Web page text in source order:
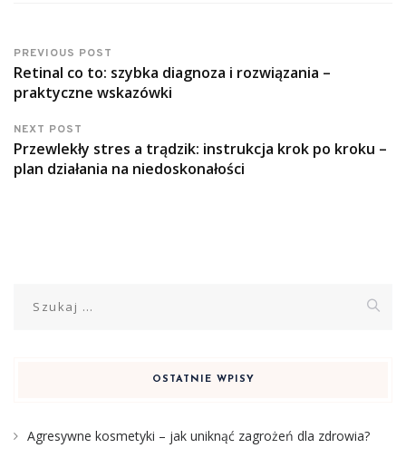
PREVIOUS POST
Retinal co to: szybka diagnoza i rozwiązania –
praktyczne wskazówki
NEXT POST
Przewlekły stres a trądzik: instrukcja krok po kroku –
plan działania na niedoskonałości
OSTATNIE WPISY
Agresywne kosmetyki – jak uniknąć zagrożeń dla zdrowia?